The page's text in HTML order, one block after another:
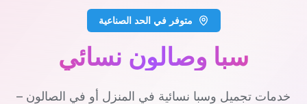
متوفر في الحد الصناعية
سبا وصالون نسائي
خدمات تجميل وسبا نسائية في المنزل أو في الصالون –